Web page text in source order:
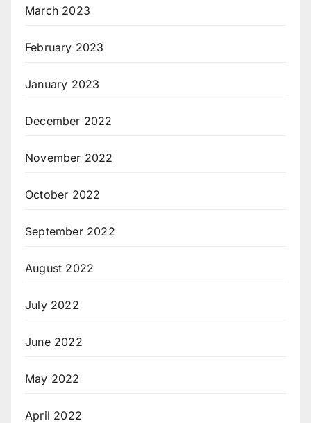
March 2023
February 2023
January 2023
December 2022
November 2022
October 2022
September 2022
August 2022
July 2022
June 2022
May 2022
April 2022